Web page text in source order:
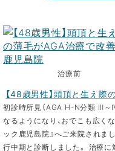
治療前
【48歳男性】頭頂と生え
初診時所見（AGA H-N分類 Ⅲ
なるようになり、おでこも広く
ック鹿児島院』へご来院されま
行中期と診断しました。 治療